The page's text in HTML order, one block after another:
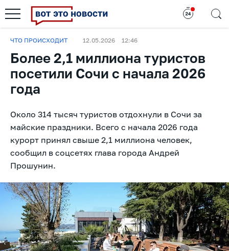
ЧТО ПРОИСХОДИТ 12.05.2026 12:46
Более 2,1 миллиона туристов
посетили Сочи с начала 2026
года
Около 314 тысяч туристов отдохнули в Сочи за
майские праздники. Всего с начала 2026 года
курорт принял свыше 2,1 миллиона человек,
сообщил в соцсетях глава города Андрей
Прошунин.